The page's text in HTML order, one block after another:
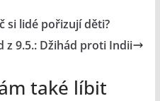
si lidé pořizují děti?
z 9.5.: Džihád proti Indii
také líbit